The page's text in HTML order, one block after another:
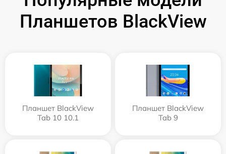
Планшетов BlackView
Планшет BlackView
Tab 10 10.1
Планшет BlackView
Tab 9